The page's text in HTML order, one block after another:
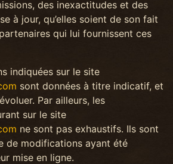
des inexactitudes et des
à jour, qu’elles soient de son fait
qui lui fournissent ces
indiquées sur le site
sont données à titre indicatif, et
Par ailleurs, les
sur le site
ne sont pas exhaustifs. Ils sont
de modifications ayant été
mise en ligne.